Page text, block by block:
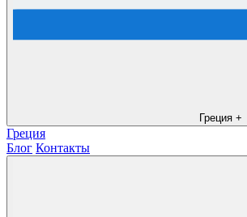
Греция +
Греция
Блог Контакты